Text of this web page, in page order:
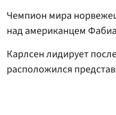
Чемпион мира
над американцем
Карлсен лидирует
расположился